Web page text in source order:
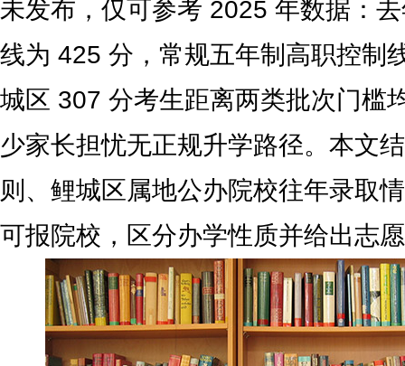
未发布，仅可参考 2025 年数据：
线为 425 分，常规五年制高职控制
城区 307 分考生距离两类批次门槛
少家长担忧无正规升学路径。本文
则、鲤城区属地公办院校往年录取
可报院校，区分办学性质并给出志